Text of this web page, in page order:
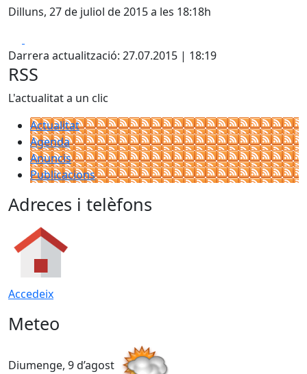
Dilluns, 27 de juliol de 2015 a les 18:18h
Darrera actualització: 27.07.2015 | 18:19
RSS
L'actualitat a un clic
Actualitat
Agenda
Anuncis
Publicacions
Adreces i telèfons
Accedeix
Meteo
Diumenge, 9 d’agost